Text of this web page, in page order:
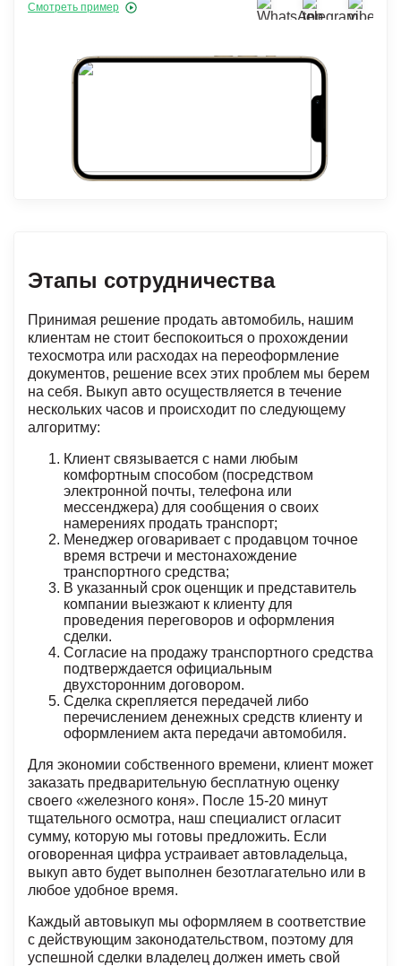
Смотреть пример
Этапы сотрудничества
Принимая решение продать автомобиль, нашим
клиентам не стоит беспокоиться о прохождении
техосмотра или расходах на переоформление
документов, решение всех этих проблем мы берем
на себя. Выкуп авто осуществляется в течение
нескольких часов и происходит по следующему
алгоритму:
Клиент связывается с нами любым
комфортным способом (посредством
электронной почты, телефона или
мессенджера) для сообщения о своих
намерениях продать транспорт;
Менеджер оговаривает с продавцом точное
время встречи и местонахождение
транспортного средства;
В указанный срок оценщик и представитель
компании выезжают к клиенту для
проведения переговоров и оформления
сделки.
Согласие на продажу транспортного средства
подтверждается официальным
двухсторонним договором.
Сделка скрепляется передачей либо
перечислением денежных средств клиенту и
оформлением акта передачи автомобиля.
Для экономии собственного времени, клиент может
заказать предварительную бесплатную оценку
своего «железного коня». После 15-20 минут
тщательного осмотра, наш специалист огласит
сумму, которую мы готовы предложить. Если
оговоренная цифра устраивает автовладельца,
выкуп авто будет выполнен безотлагательно или в
любое удобное время.
Каждый автовыкуп мы оформляем в соответствие
с действующим законодательством, поэтому для
успешной сделки владелец должен иметь свой